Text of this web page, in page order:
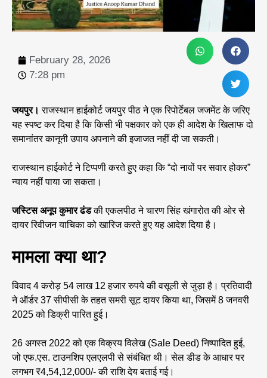
February 28, 2026
7:28 pm
जयपुर।राजस्थान हाईकोर्ट जयपुर पीठ ने एक रिपोर्टेबल जजमेंट के जरिए
यह स्पष्ट कर दिया है कि किसी भी पक्षकार को एक ही आदेश के खिलाफ दो
समानांतर कानूनी उपाय अपनाने की इजाजत नहीं दी जा सकती।
राजस्थान हाईकोर्ट ने टिप्पणी करते हुए कहा कि “दो नावों पर सवार होकर”
न्याय नहीं पाया जा सकता।
जस्टिस अनूप कुमार ढंडकी एकलपीठ ने चारण सिंह खंगारोत की ओर से
दायर रिवीजन याचिका को खारिज करते हुए यह आदेश दिया है।
मामला क्या था?
विवाद 4 करोड़ 54 लाख 12 हजार रुपये की वसूली से जुड़ा है। प्रतिवादी
ने ऑर्डर 37 सीपीसी के तहत समरी सूट दायर किया था, जिसमें 8 जनवरी
2025 को डिक्री पारित हुई।
26 अगस्त 2022 को एक विक्रय विलेख (Sale Deed) निष्पादित हुई,
जो एफ.एस. टाउनशिप एलएलपी से संबंधित थी। सेल डीड के आधार पर
लगभग ₹4,54,12,000/- की राशि देय बताई गई।